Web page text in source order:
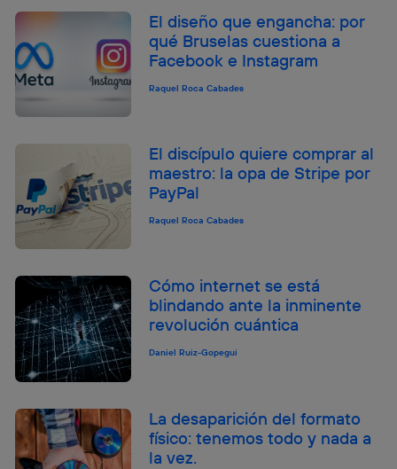
El diseño que engancha: por
qué Bruselas cuestiona a
Facebook e Instagram
Raquel Roca Cabades
El discípulo quiere comprar al
maestro: la opa de Stripe por
PayPal
Raquel Roca Cabades
Cómo internet se está
blindando ante la inminente
revolución cuántica
Daniel Ruiz-Gopegui
La desaparición del formato
físico: tenemos todo y nada a
la vez.